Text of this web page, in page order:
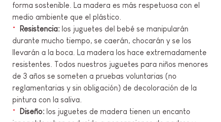
forma sostenible. La madera es más respetuosa con el
medio ambiente que el plástico.
Resistencia: los juguetes del bebé se manipularán
durante mucho tiempo, se caerán, chocarán y se los
llevarán a la boca. La madera los hace extremadamente
resistentes. Todos nuestros juguetes para niños menores
de 3 años se someten a pruebas voluntarias (no
reglamentarias y sin obligación) de decoloración de la
pintura con la saliva.
Diseño: los juguetes de madera tienen un encanto